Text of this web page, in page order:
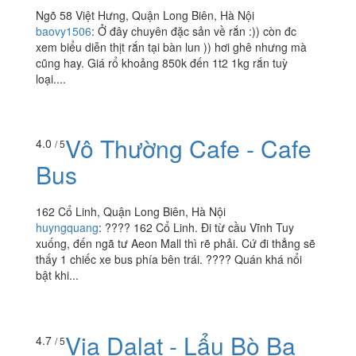
Ngõ 58 Việt Hưng, Quận Long Biên, Hà Nội
baovy1506: Ở đây chuyên đặc sản về rắn :)) còn đc
xem biểu diễn thịt rắn tại bàn lun )) hơi ghê nhưng mà
cũng hay. Giá rổ khoảng 850k đến 1t2 1kg rắn tuỳ
loại....
4.0 / 5Vô Thường Cafe - Cafe
Bus
162 Cổ Linh, Quận Long Biên, Hà Nội
huyngquang: ???? 162 Cổ Linh. Đi từ cầu Vĩnh Tuy
xuống, đến ngã tư Aeon Mall thì rẽ phải. Cứ đi thẳng sẽ
thấy 1 chiếc xe bus phía bên trái. ???? Quán khá nổi
bật khi...
4.7 / 5Via Dalat - Lẩu Bò Ba